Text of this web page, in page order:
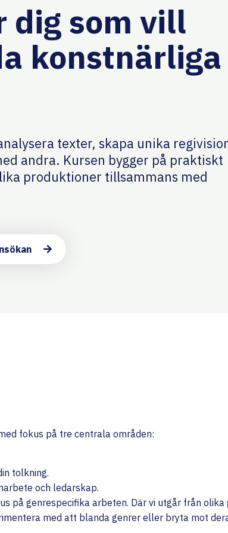
dig som vill
konstnärliga
texter, skapa unika
andra. Kursen bygger på praktiskt
produktioner tillsammans med
fokus på tre centrala områden:
tolkning.
och ledarskap.
på genrespecifika arbeten. Där vi utgår från
med att blanda genrer eller bryta mot